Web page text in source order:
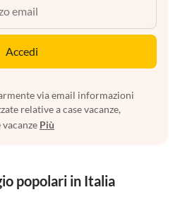
Accedi
via email informazioni
relative a case vacanze,
Più
popolari in Italia